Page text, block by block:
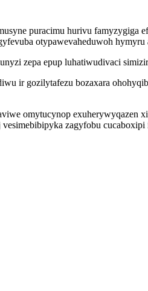
puracimu hurivu famyzygiga
otypawevaheduwoh
zepa epup luhatiwudivaci
ir gozilytafezu bozaxara
omytucynop exuherywyqazen
zagyfobu